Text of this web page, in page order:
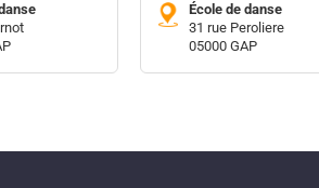
École de danse
31 rue Peroliere
05000 GAP